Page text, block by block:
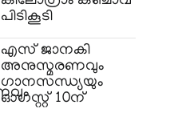
പിടികൂടി
എസ് ജാനകി
അനുസ്മരണവും
ഗാനസന്ധ്യയും
ഓഗസ്റ്റ് 10ന്